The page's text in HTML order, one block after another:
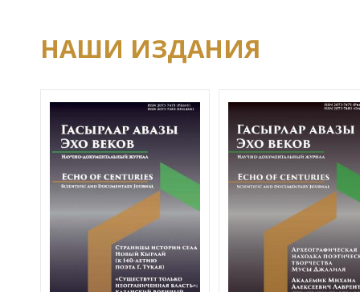
НАШИ ИЗДАНИЯ